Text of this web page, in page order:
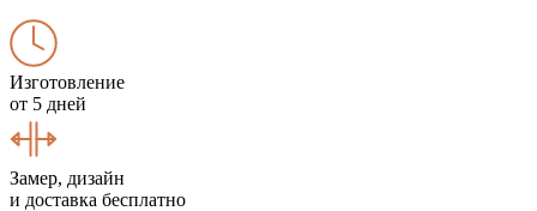
Изготовление
от 5 дней
Замер, дизайн
и доставка бесплатно